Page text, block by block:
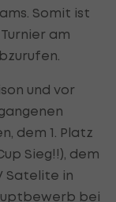
Somit ist
am
und vor
dem 1. Platz
Sieg!!), dem
Satelite in
bei